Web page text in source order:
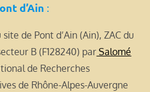
d’Ain :
de Pont d’Ain (Ain), ZAC du
B (F128240) par Salomé
de Recherches
de Rhône-Alpes-Auvergne